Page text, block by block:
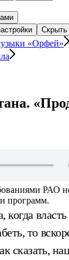
Скрыть
«Орфей»
РАО
программ.
когда
то
сказать,